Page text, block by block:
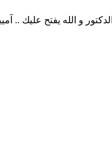
يفتح عليك ..